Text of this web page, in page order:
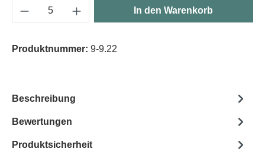
Produkt Anzahl: Gib den gewünschten
In den Warenkorb
Produktnummer: 9-9.22
Beschreibung
Bewertungen
Produktsicherheit